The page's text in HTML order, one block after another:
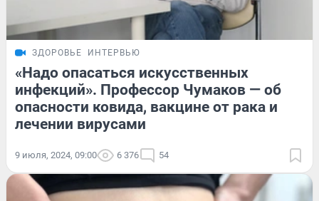
ЗДОРОВЬЕ ИНТЕРВЬЮ
«Надо опасаться искусственных
инфекций». Профессор Чумаков — об
опасности ковида, вакцине от рака и
лечении вирусами
9 июля, 2024, 09:00 6 376 54